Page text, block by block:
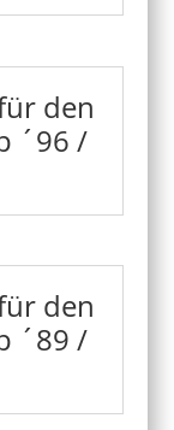
den
´96 /
den
´89 /